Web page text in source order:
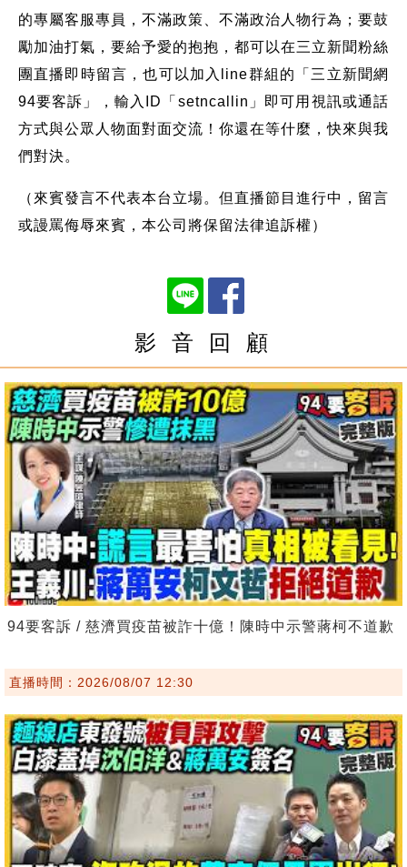
的專屬客服專員，不滿政策、不滿政治人物行為；要鼓
勵加油打氣，要給予愛的抱抱，都可以在三立新聞粉絲
團直播即時留言，也可以加入line群組的「三立新聞網
94要客訴」，輸入ID「setncallin」即可用視訊或通話
方式與公眾人物面對面交流！你還在等什麼，快來與我
們對決。
（來賓發言不代表本台立場。但直播節目進行中，留言
或謾罵侮辱來賓，本公司將保留法律追訴權）
影 音 回 顧
94要客訴 / 慈濟買疫苗被詐十億！陳時中示警蔣柯不道歉
直播時間：2026/08/07 12:30